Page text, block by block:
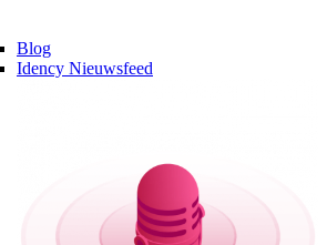
Blog
Idency Nieuwsfeed